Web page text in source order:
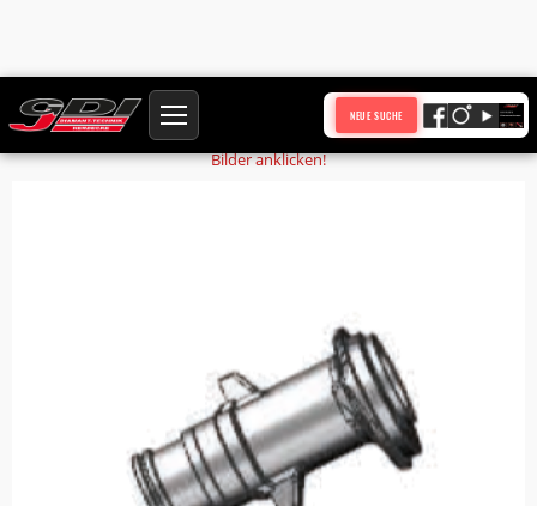
NEUE SUCHE
Startseite Produkte Vordergehäuse 641545
Bilder anklicken!